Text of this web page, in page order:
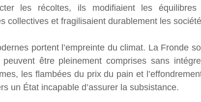
les récoltes, ils modifiaient les équilibres
collectives et fragilisaient durablement les
portent l’empreinte du climat. La Fronde
être pleinement comprises sans
les flambées du prix du pain et
un État incapable d’assurer la subsistance.